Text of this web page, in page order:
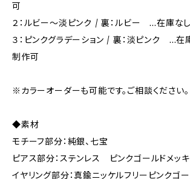
可
２：ルビー～淡ピンク / 裏：ルビー …在庫な
３：ピンクグラデーション / 裏：淡ピンク …在
制作可
※カラーオーダーも可能です。ご相談ください。
◆素材
モチーフ部分：純銀、七宝
ピアス部分：ステンレス ピンクゴールドメッキ
イヤリング部分：真鍮ニッケルフリーピンクゴ